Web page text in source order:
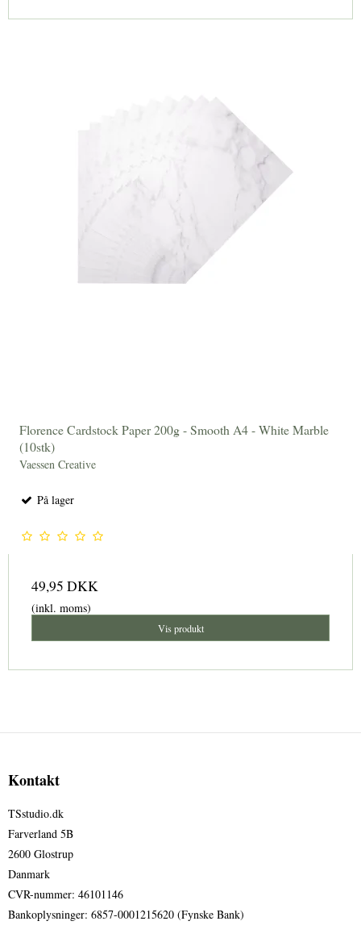
Florence Cardstock Paper 200g - Smooth A4 - White Marble
(10stk)
Vaessen Creative
På lager
49,95 DKK
(inkl. moms)
Vis produkt
Kontakt
TSstudio.dk
Farverland 5B
2600 Glostrup
Danmark
CVR-nummer: 46101146
Bankoplysninger: 6857-0001215620 (Fynske Bank)